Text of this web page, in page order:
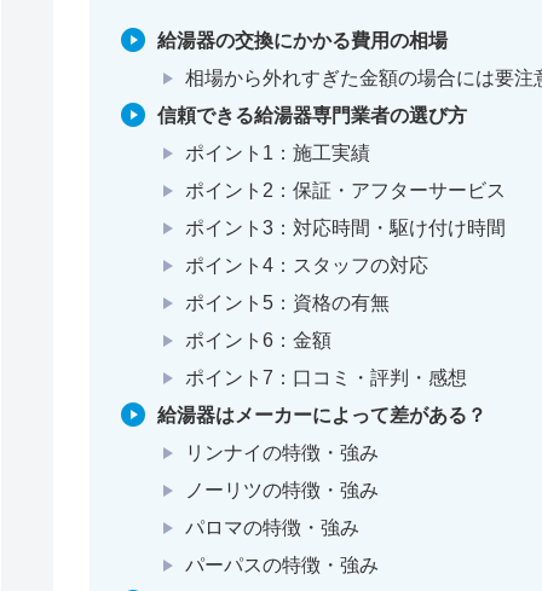
給湯器の交換にかかる費用の相場
相場から外れすぎた金額の場合には要注
信頼できる給湯器専門業者の選び方
ポイント1：施工実績
ポイント2：保証・アフターサービス
ポイント3：対応時間・駆け付け時間
ポイント4：スタッフの対応
ポイント5：資格の有無
ポイント6：金額
ポイント7：口コミ・評判・感想
給湯器はメーカーによって差がある？
リンナイの特徴・強み
ノーリツの特徴・強み
パロマの特徴・強み
パーパスの特徴・強み